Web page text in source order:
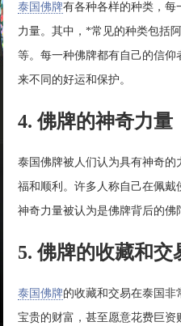
泰国佛牌有各种各样的种类，每
力量。其中，*常见的种类包括
等。每一种佛牌都有自己的信
来不同的好运和保护。
4. 佛牌的神奇力量
泰国佛牌被人们认为具有神奇
福和顺利。许多人称自己在佩
神奇力量被认为是佛牌背后的佛
5. 佛牌的收藏和交
泰国佛牌的收藏和交易在泰国
宝贵的财富，甚至愿意花费巨